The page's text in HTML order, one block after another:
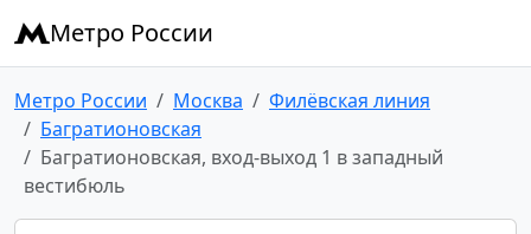
Метро России
Метро России Москва
Филёвская линия
Багратионовская
Багратионовская, вход-выход 1 в западный
вестибюль